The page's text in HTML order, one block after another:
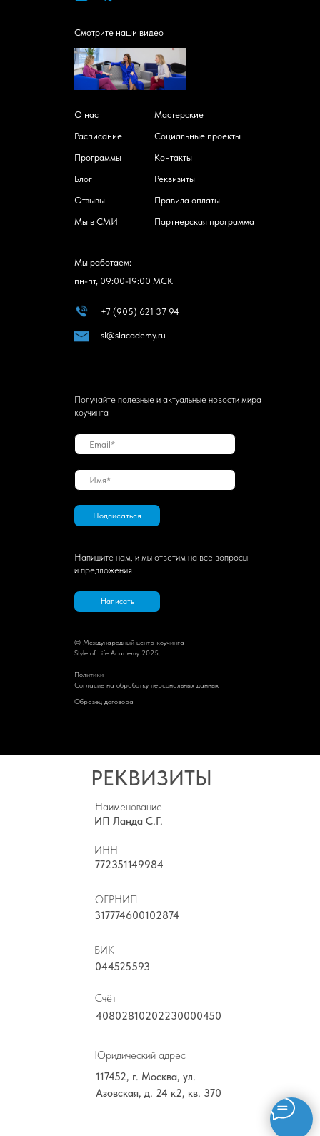
Получайте полезные и актуальные новости мира
коучинга
Подписаться
Написать
Напишите нам, и мы ответим на все вопросы
и предложения
Мы работаем:
пн-пт, 09:00-19:00 МСК
+7 (905) 621 37 94
© Международный центр коучинга
Style of Life Academy 2025.
Политики
Cогласие на обработку персональных данных
О нас
Смотрите наши видео
Расписание
Программы
Блог
Мастерские
Контакты
Реквизиты
Правила оплаты
Социальные проекты
Образец договора
Партнерская программа
Отзывы
Мы в СМИ
sl@slacademy.ru
РЕКВИЗИТЫ
Наименование
ИП Ланда С.Г.
Счёт
40802810202230000450
БИК
044525593
ИНН
772351149984
ОГРНИП
317774600102874
Юридический адрес
117452, г. Москва, ул.
Азовская, д. 24 к2, кв. 370